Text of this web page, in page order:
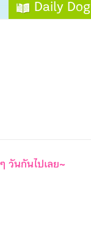
Daily Dog
วันกันไปเลย~